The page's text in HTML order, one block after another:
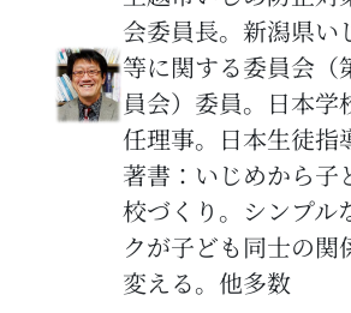
会委員長。新潟県い
等に関する委員会（
員会）委員。日本学
任理事。日本生徒指
著書：いじめから子
校づくり。シンプル
クが子ども同士の関
変える。他多数